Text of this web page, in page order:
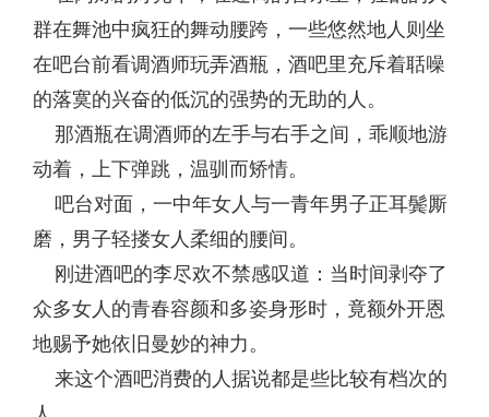
群在舞池中疯狂的舞动腰跨，一些悠然地人则坐
在吧台前看调酒师玩弄酒瓶，酒吧里充斥着聒噪
的落寞的兴奋的低沉的强势的无助的人。
那酒瓶在调酒师的左手与右手之间，乖顺地游
动着，上下弹跳，温驯而矫情。
吧台对面，一中年女人与一青年男子正耳鬓厮
磨，男子轻搂女人柔细的腰间。
刚进酒吧的李尽欢不禁感叹道：当时间剥夺了
众多女人的青春容颜和多姿身形时，竟额外开恩
地赐予她依旧曼妙的神力。
来这个酒吧消费的人据说都是些比较有档次的